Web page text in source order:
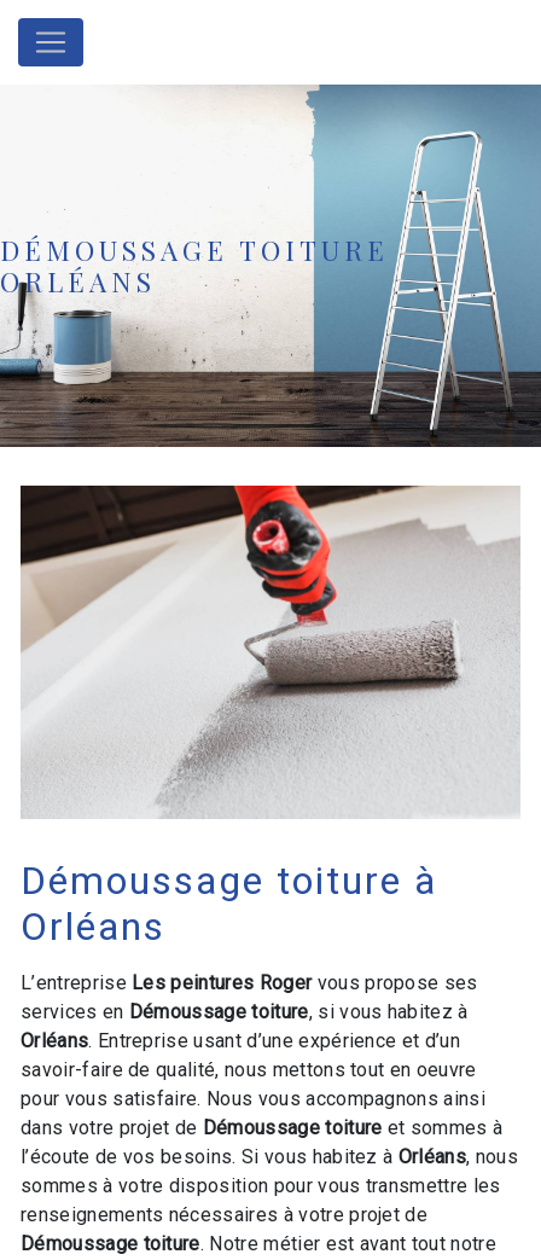
Panneau de gestion des cookies
DÉMOUSSAGE TOITURE
ORLÉANS
Démoussage toiture à
Orléans
L’entreprise Les peintures Rogervous propose ses
services en Démoussage toiture, si vous habitez à
Orléans. Entreprise usant d’une expérience et d’un
savoir-faire de qualité, nous mettons tout en oeuvre
pour vous satisfaire. Nous vous accompagnons ainsi
dans votre projet de Démoussage toiture et sommes à
l’écoute de vos besoins. Si vous habitez à Orléans, nous
sommes à votre disposition pour vous transmettre les
renseignements nécessaires à votre projet de
Démoussage toiture. Notre métier est avant tout notre